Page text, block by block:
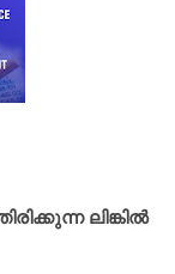
ലിങ്കിൽ